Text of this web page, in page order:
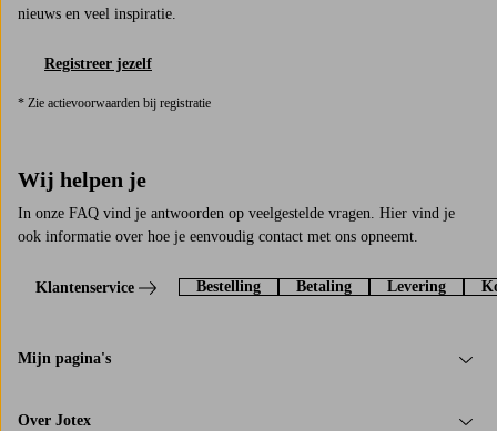
nieuws en veel inspiratie.
Registreer jezelf
* Zie actievoorwaarden bij registratie
Wij helpen je
In onze FAQ vind je antwoorden op veelgestelde vragen. Hier vind je
ook informatie over hoe je eenvoudig contact met ons opneemt.
Klantenservice Bestelling Betaling Levering
Mijn pagina's
Over Jotex